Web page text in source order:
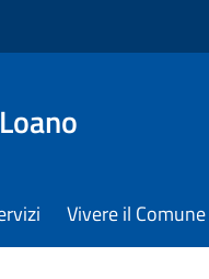
Vivere il Comune